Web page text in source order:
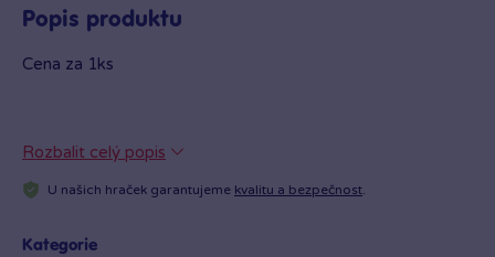
Popis produktu
Cena za 1ks
Rozbalit celý popis
U našich hraček garantujeme kvalitu a bezpečnost.
Kategorie